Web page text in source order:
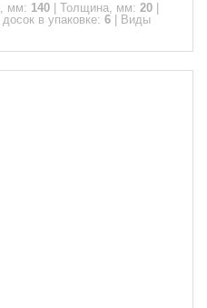
мм: 140 Толщина, мм: 20
в упаковке: 6
Виды